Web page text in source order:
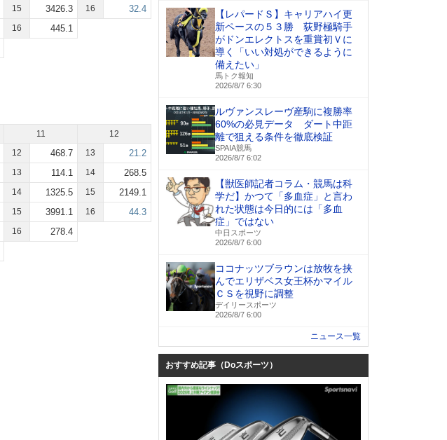
15 3426.3
16 445.1
16 32.4
11
12
468.7
13 114.1
14 1325.5
15 3991.1
16 278.4
12
13
21.2
14 268.5
15 2149.1
16 44.3
【レパードＳ】キャリアハイ更
新ペースの５３勝 荻野極騎手
がドンエレクトスを重賞初Ｖに
導く「いい対処ができるように
備えたい」
馬トク報知
2026/8/7 6:30
ルヴァンスレーヴ産駒に複勝率
60%の必見データ ダート中距
離で狙える条件を徹底検証
SPAIA競馬
2026/8/7 6:02
【獣医師記者コラム・競馬は科
学だ】かつて「多血症」と言わ
れた状態は今日的には「多血
症」ではない
中日スポーツ
2026/8/7 6:00
ココナッツブラウンは放牧を挟
んでエリザベス女王杯かマイル
ＣＳを視野に調整
デイリースポーツ
2026/8/7 6:00
ニュース一覧
おすすめ記事（Doスポーツ）